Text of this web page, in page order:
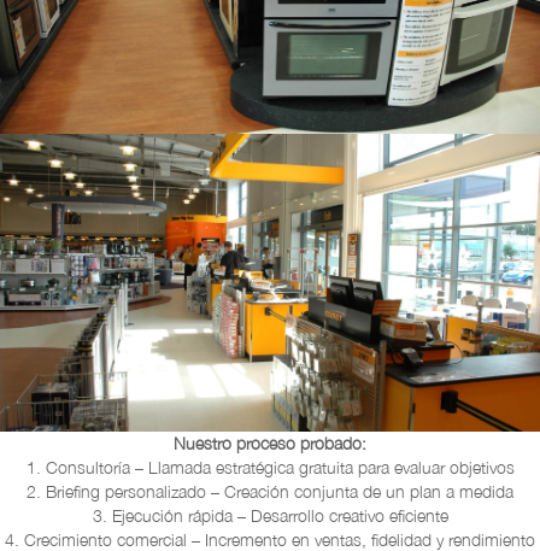
Nuestro proceso probado:
1. Consultoría – Llamada estratégica gratuita para evaluar objetivos
2. Briefing personalizado – Creación conjunta de un plan a medida
3. Ejecución rápida – Desarrollo creativo eficiente
4. Crecimiento comercial – Incremento en ventas, fidelidad y rendimiento